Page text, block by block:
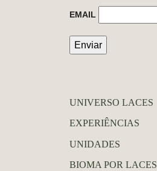
EMAIL
UNIVERSO LACES
EXPERIÊNCIAS
UNIDADES
BIOMA POR LACES